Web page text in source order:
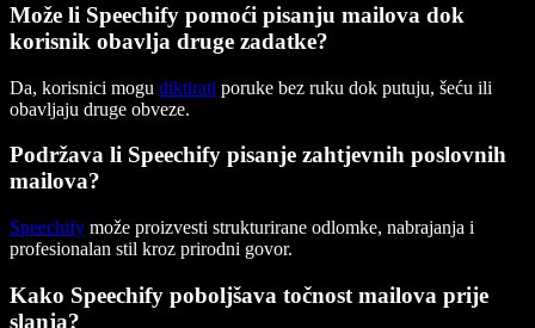
Može li Speechify pomoći pisanju mailova dok
korisnik obavlja druge zadatke?
Da, korisnici mogu diktirati poruke bez ruku dok putuju, šeću ili
obavljaju druge obveze.
Podržava li Speechify pisanje zahtjevnih poslovnih
mailova?
Speechify može proizvesti strukturirane odlomke, nabrajanja i
profesionalan stil kroz prirodni govor.
Kako Speechify poboljšava točnost mailova prije
slanja?